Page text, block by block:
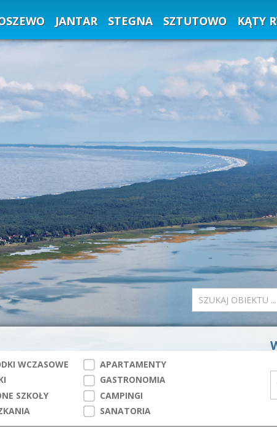
JANTAR STEGNA SZTUTOWO KĄTY
WCZASOWE
APARTAMENTY
GASTRONOMIA
SZKOŁY
CAMPINGI
SANATORIA